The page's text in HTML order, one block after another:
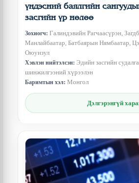
үндэсний баялгийн
засгийн үр нөлөө
Зохиогч: Галиндэвийн Рагчаасүрэн,
Манлайбаатар, Батбаярын Нямбаатар,
Оюунзул
Хэвлэн нийтэлсэн: Эдийн засгийн
шинжилгээний хүрээлэн
Баримтын хэл: Монгол
Дэлгэрэнгүй